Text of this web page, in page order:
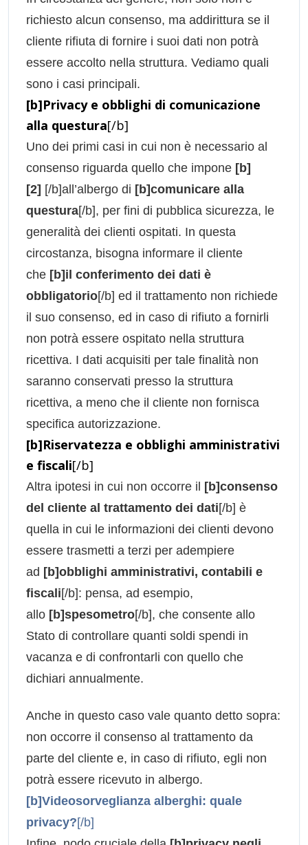
richiesto alcun consenso, ma addirittura se il
cliente rifiuta di fornire i suoi dati non potrà
essere accolto nella struttura. Vediamo quali
sono i casi principali.
[b]Privacy e obblighi di comunicazione
alla questura[/b]
Uno dei primi casi in cui non è necessario al
consenso riguarda quello che impone [b]
[2] [/b]all’albergo di [b]comunicare alla
questura[/b], per fini di pubblica sicurezza, le
generalità dei clienti ospitati. In questa
circostanza, bisogna informare il cliente
che [b]il conferimento dei dati è
obbligatorio[/b] ed il trattamento non richiede
il suo consenso, ed in caso di rifiuto a fornirli
non potrà essere ospitato nella struttura
ricettiva. I dati acquisiti per tale finalità non
saranno conservati presso la struttura
ricettiva, a meno che il cliente non fornisca
specifica autorizzazione.
[b]Riservatezza e obblighi amministrativi
e fiscali[/b]
Altra ipotesi in cui non occorre il [b]consenso
del cliente al trattamento dei dati[/b] è
quella in cui le informazioni dei clienti devono
essere trasmetti a terzi per adempiere
ad [b]obblighi amministrativi, contabili e
fiscali[/b]: pensa, ad esempio,
allo [b]spesometro[/b], che consente allo
Stato di controllare quanti soldi spendi in
vacanza e di confrontarli con quello che
dichiari annualmente.
Anche in questo caso vale quanto detto sopra:
non occorre il consenso al trattamento da
parte del cliente e, in caso di rifiuto, egli non
potrà essere ricevuto in albergo.
[b]Videosorveglianza alberghi: quale
privacy?[/b]